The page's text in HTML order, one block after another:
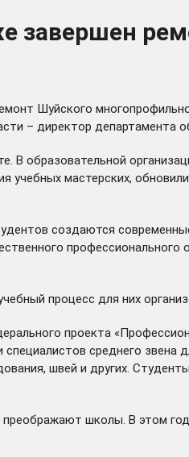
Шуйского
– директор департамента
образовательной
учебных мастерских,
создаются
процесс для них
проекта
среднего
швей и других.
школы. В этом